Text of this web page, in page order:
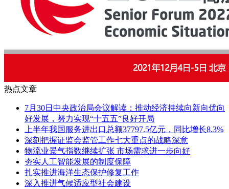
热点文章
7月30日中央政治局会议解读：推动经济持续向新向优向
好发展，努力实现“十五五”良好开局
上半年我国服务进出口总额37797.5亿元，同比增长8.3%
深刻把握证监会监管工作七大重点的战略深意
物流业景气指数继续扩张 市场需求进一步向好
夯实人工智能发展的制度保障
扎实推进海洋生态保护修复工作
深入推进气候适应型社会建设